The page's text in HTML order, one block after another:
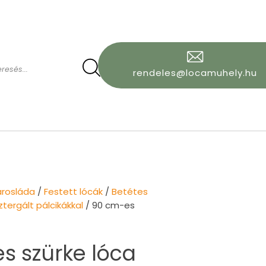
rendeles@locamuhely.hu
/ Festett lócák/ Betétes
pálcikákkal/ 90 cm-es
szürke lóca